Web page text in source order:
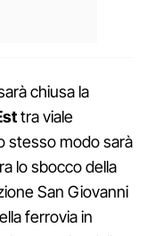
chiusa la
tra viale
stesso modo sarà
lo sbocco della
San Giovanni
ferrovia in